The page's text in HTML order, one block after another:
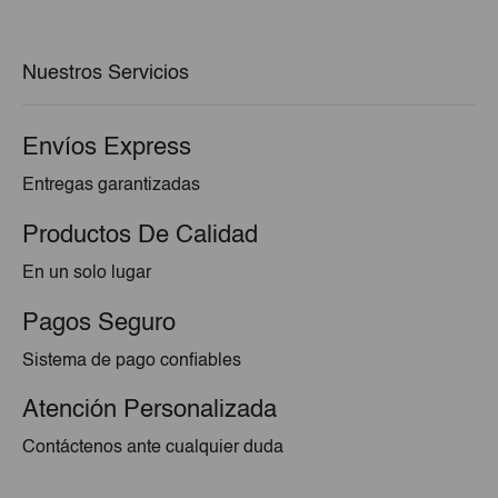
Nuestros Servicios
Envíos Express
Entregas garantizadas
Productos De Calidad
En un solo lugar
Pagos Seguro
Sistema de pago confiables
Atención Personalizada
Contáctenos ante cualquier duda